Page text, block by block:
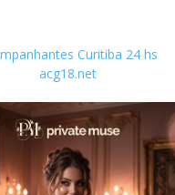
Curitiba 24 hs
acg18.net